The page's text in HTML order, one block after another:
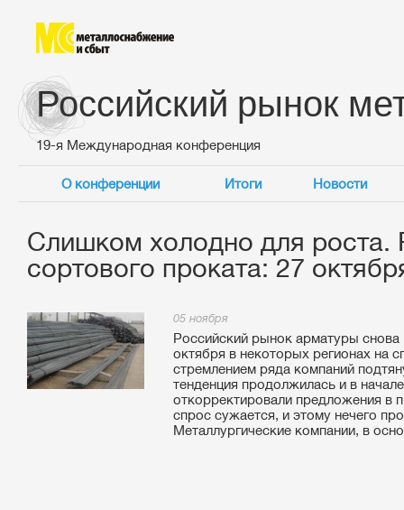
Российский рынок
19-я Международная конференция
О конференции Итоги Новости
Слишком холодно для роста.
сортового проката: 27
05 ноября
Российский рынок арматуры
октября в некоторых регионах на
стремлением ряда компаний
тенденция продолжилась и в
откорректировали предложения в
спрос сужается, и этому нечего
Металлургические компании, в